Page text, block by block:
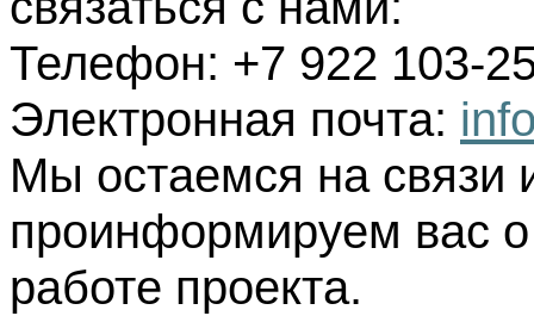
Телефон: +7 922 103-
Электронная почта:
Мы остаемся на связи
проинформируем вас
работе проекта.